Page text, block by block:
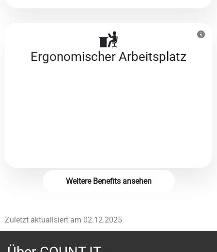
Ergonomischer Arbeitsplatz
Weitere Benefits ansehen
Zuletzt aktualisiert am 02.12.2025